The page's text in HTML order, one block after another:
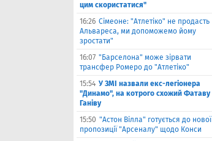
цим скористатися"
16:26 Сімеоне: "Атлетіко" не продасть
Альвареса, ми допоможемо йому
зростати"
16:07 "Барселона" може зірвати
трансфер Ромеро до "Атлетіко"
15:54 У ЗМІ назвали екс-легіонера
"Динамо", на котрого схожий Фатаву
Ганіву
15:50 "Астон Вілла" готується до нової
пропозиції "Арсеналу" щодо Конси